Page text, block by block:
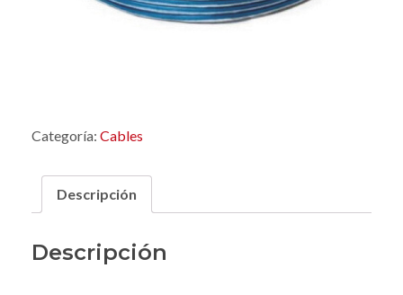
Categoría: Cables
Descripción
Descripción